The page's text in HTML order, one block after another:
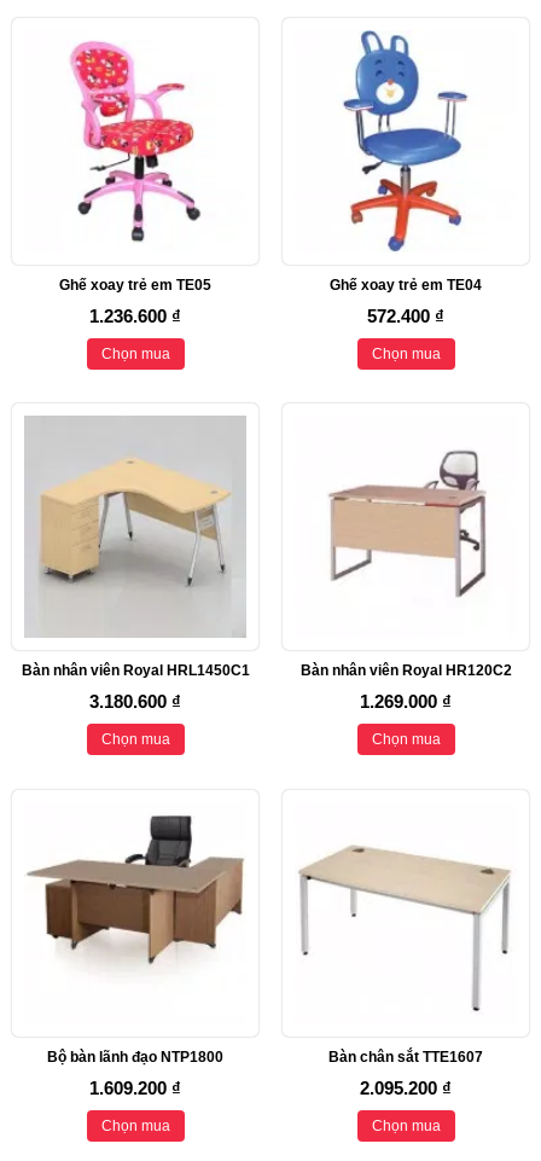
Ghế xoay trẻ em TE05
1.236.600 ₫
Chọn mua
Ghế xoay trẻ em TE04
572.400 ₫
Chọn mua
Bàn nhân viên Royal HRL1450C1
3.180.600 ₫
Chọn mua
Bàn nhân viên Royal HR120C2
1.269.000 ₫
Chọn mua
Bộ bàn lãnh đạo NTP1800
1.609.200 ₫
Chọn mua
Bàn chân sắt TTE1607
2.095.200 ₫
Chọn mua